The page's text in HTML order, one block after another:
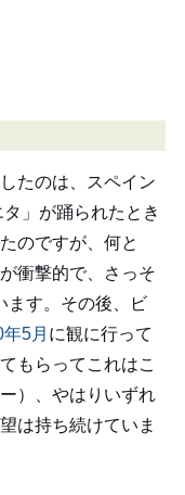
たのは、スペイン
」が踊られたとき
のですが、何と
衝撃的で、さっそ
ます。その後、ビ
5月 に観に行って
もらってこれはこ
）、やはりいずれ
は持ち続けていま